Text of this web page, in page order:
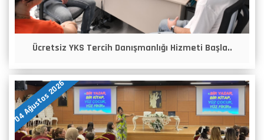
Ücretsiz YKS Tercih Danışmanlığı Hizmeti Başla..
04 Ağustos 2026